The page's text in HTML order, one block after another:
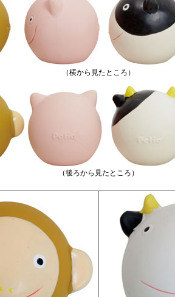
（横から見たところ）
（後ろから見たところ）